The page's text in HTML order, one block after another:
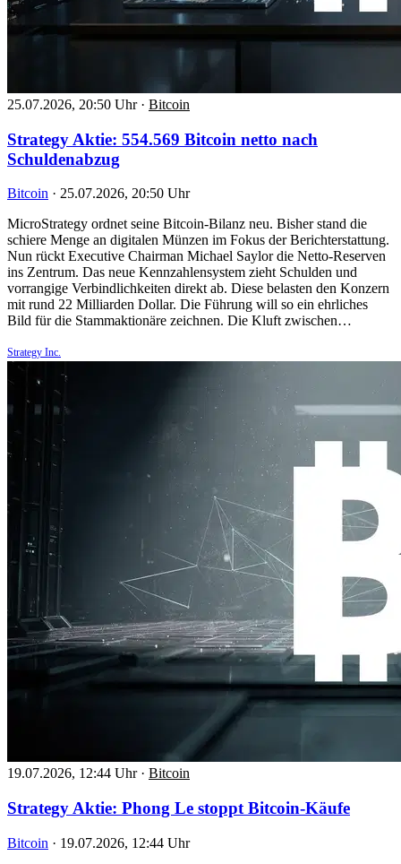
25.07.2026, 20:50 Uhr · Bitcoin
Strategy Aktie: 554.569 Bitcoin netto nach
Schuldenabzug
Bitcoin · 25.07.2026, 20:50 Uhr
MicroStrategy ordnet seine Bitcoin-Bilanz neu. Bisher stand die
schiere Menge an digitalen Münzen im Fokus der Berichterstattung.
Nun rückt Executive Chairman Michael Saylor die Netto-Reserven
ins Zentrum. Das neue Kennzahlensystem zieht Schulden und
vorrangige Verbindlichkeiten direkt ab. Diese belasten den Konzern
mit rund 22 Milliarden Dollar. Die Führung will so ein ehrliches
Bild für die Stammaktionäre zeichnen. Die Kluft zwischen…
Strategy Inc.
19.07.2026, 12:44 Uhr · Bitcoin
Strategy Aktie: Phong Le stoppt Bitcoin-Käufe
Bitcoin · 19.07.2026, 12:44 Uhr